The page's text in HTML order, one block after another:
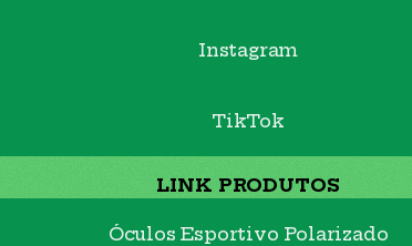
Instagram
TikTok
LINK PRODUTOS
Óculos Esportivo Polarizado